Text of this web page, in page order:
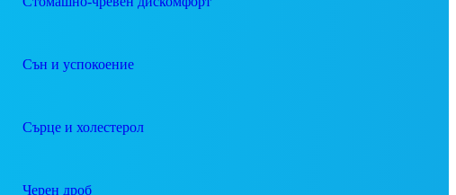
Сън и успокоение
Сърце и холестерол
Черен дроб